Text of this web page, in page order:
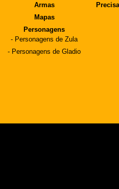
Armas
Mapas
Personagens
- Personagens de Zula
- Personagens de Gladio